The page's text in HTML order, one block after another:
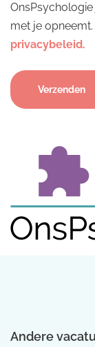
met je opneemt.
privacybeleid.
Andere